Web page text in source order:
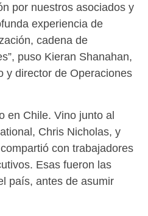
por nuestros asociados y
experiencia de
cadena de
puso Kieran Shanahan,
y director de Operaciones
en Chile. Vino junto al
Chris Nicholas, y
con trabajadores
Esas fueron las
país, antes de asumir